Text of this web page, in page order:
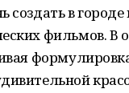
создать в
фильмов. В